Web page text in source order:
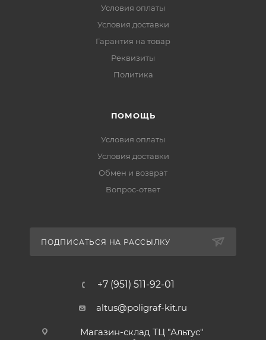
Условия оплаты
Условия доставки
Гарантия на товар
Реквизиты
Политика
ПОМОЩЬ
Условия оплаты
Условия доставки
Обмен и возврат
Вопрос-ответ
ПОДПИСАТЬСЯ НА РАССЫЛКУ
+7 (951) 511-92-01
altus@poligraf-kit.ru
Магазин-склад ТЦ "Альтус"